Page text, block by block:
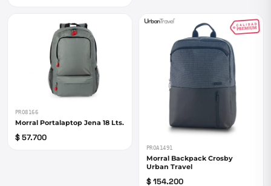
PRO8166
Morral Portalaptop Jena 18 Lts.
$ 57.700
PROA1491
Morral Backpack Crosby
Urban Travel
$ 154.200